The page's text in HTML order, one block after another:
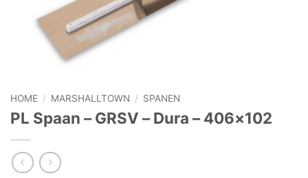
HOME / MARSHALLTOWN / SPANEN
PL Spaan – GRSV – Dura – 406×102